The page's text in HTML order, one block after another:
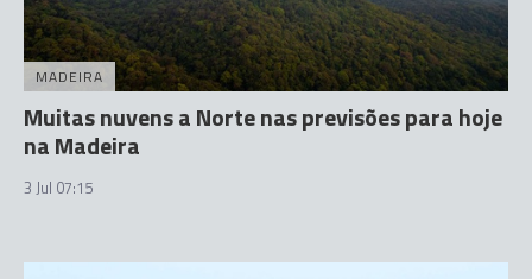
MADEIRA
Muitas nuvens a Norte nas previsões para hoje
na Madeira
3 Jul 07:15